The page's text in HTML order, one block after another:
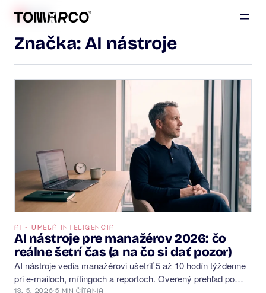
BLOG
Značka:AI nástroje
AI - UMELÁ INTELIGENCIA
AI nástroje pre manažérov 2026: čo
reálne šetrí čas (a na čo si dať pozor)
AI nástroje vedia manažérovi ušetriť 5 až 10 hodín týždenne
pri e-mailoch, mítingoch a reportoch. Overený prehľad po
18. 6. 2026· 6 MIN ČÍTANIA